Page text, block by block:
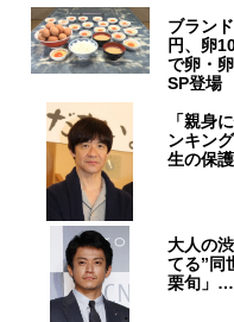
ブラン
円、卵
で卵・
SP登場
「親身
ンキン
生の保
大人の
てる”同
栗旬」